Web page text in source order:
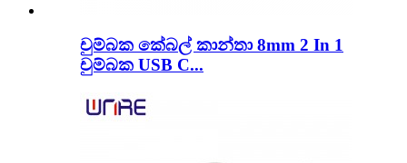
චුම්බක කේබල් කාන්තා 8mm 2 In 1
චුම්බක USB C...